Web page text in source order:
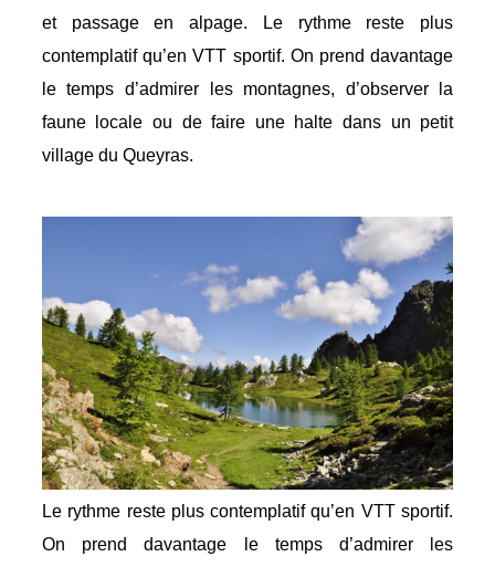
et passage en alpage.
Le rythme reste plus
contemplatif qu’en VTT sportif. On prend davantage
le temps d’admirer les montagnes, d’observer la
faune locale ou de faire une halte dans un petit
village du Queyras.
Le rythme reste plus contemplatif qu’en VTT sportif.
On prend davantage le temps d’admirer les